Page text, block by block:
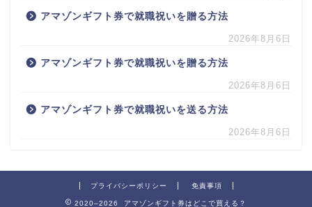
アマゾンギフト券で就職祝いを贈る方法
2026年8月6日
アマゾンギフト券で就職祝いを贈る方法
2026年8月6日
アマゾンギフト券で就職祝いを送る方法
2026年8月6日
プライバシーポリシー 免責事項
2020–2026 アマゾンギフト券はどこで買える？